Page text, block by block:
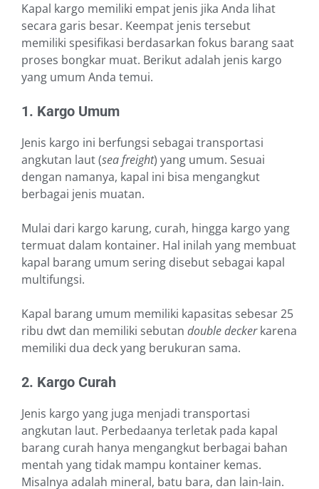
Kapal kargo memiliki empat jenis jika Anda lihat
secara garis besar. Keempat jenis tersebut
memiliki spesifikasi berdasarkan fokus barang saat
proses bongkar muat. Berikut adalah jenis kargo
yang umum Anda temui.
1. Kargo Umum
Jenis kargo ini berfungsi sebagai transportasi
angkutan laut (sea freight) yang umum. Sesuai
dengan namanya, kapal ini bisa mengangkut
berbagai jenis muatan.
Mulai dari kargo karung, curah, hingga kargo yang
termuat dalam kontainer. Hal inilah yang membuat
kapal barang umum sering disebut sebagai kapal
multifungsi.
Kapal barang umum memiliki kapasitas sebesar 25
ribu dwt dan memiliki sebutan double deckerkarena
memiliki dua deck yang berukuran sama.
2. Kargo Curah
Jenis kargo yang juga menjadi transportasi
angkutan laut. Perbedaanya terletak pada kapal
barang curah hanya mengangkut berbagai bahan
mentah yang tidak mampu kontainer kemas.
Misalnya adalah mineral, batu bara, dan lain-lain.